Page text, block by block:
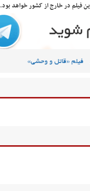
فیلم در خارج از کشور خواهد بود.
فیلم «قاتل و وحشی»